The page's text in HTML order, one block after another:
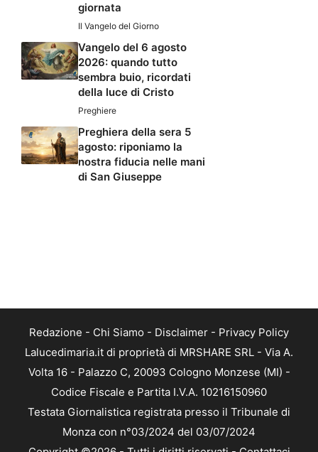
giornata
Il Vangelo del Giorno
Vangelo del 6 agosto
2026: quando tutto
sembra buio, ricordati
della luce di Cristo
Preghiere
Preghiera della sera 5
agosto: riponiamo la
nostra fiducia nelle mani
di San Giuseppe
Redazione - Chi Siamo - Disclaimer - Privacy Policy
Lalucedimaria.it di proprietà di MRSHARE SRL - Via A.
Volta 16 - Palazzo C, 20093 Cologno Monzese (MI) -
Codice Fiscale e Partita I.V.A. 10216150960
Testata Giornalistica registrata presso il Tribunale di
Monza con n°03/2024 del 03/07/2024